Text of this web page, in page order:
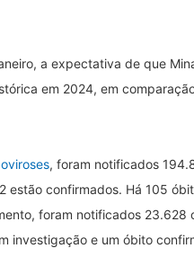
a expectativa de que
em 2024, em
, foram notificados
estão confirmados. Há 105
foram notificados 23.628
investigação e um óbito